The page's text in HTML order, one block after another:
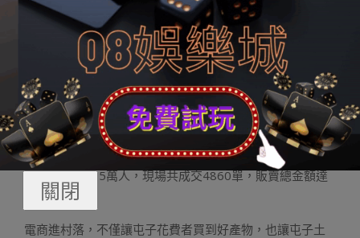
穩待業、匆匆增收——
電商+物流進村落晉升花費方便度
【案例】前不久，河北省邯鄲市館陶縣電商園直播基地舉
辦的館陶2020電商直播節“奇怪館陶，網紅來了”遭到網平
易近普遍存眷。9位館陶縣當地網紅領銜直播，直播間按最
岑嶺在耳目數統計跨越35萬人，累計進直播間旁觀人數超
財神娛樂城125萬人，現場共成交4860單，販賣總金額達
26萬元。
電商進村落，不僅讓屯子花費者買到好產物，也讓屯子土
關閉